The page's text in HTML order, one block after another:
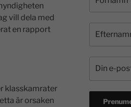
vill dela med
en rapport
klasskamrater
är orsaken